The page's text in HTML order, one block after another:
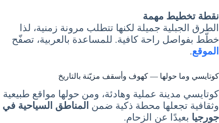
نقطة تخطيط مهمة
الطرق الجبلية جميلة لكنها تتطلب مرونة زمنية، لذا
خطّط بفواصل راحة كافية. للمساعدة بالعربية، تصفّح
الموقع.
كوتايسي وما حولها — كهوف وأسقف مزيّنة بالتاريخ
كوتايسي مدينة عملية وهادئة، ومن حولها مواقع طبيعية
وثقافية تجعلها محطة ذكية ضمن المناطق السياحية في
جورجيا بعيدًا عن الزحام.